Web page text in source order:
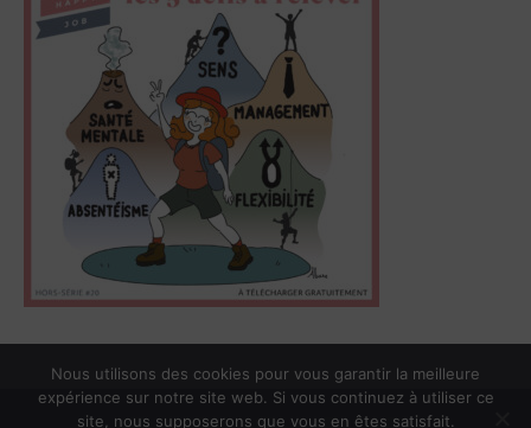
Nous utilisons des cookies pour vous garantir la meilleure
expérience sur notre site web. Si vous continuez à utiliser ce
site, nous supposerons que vous en êtes satisfait.